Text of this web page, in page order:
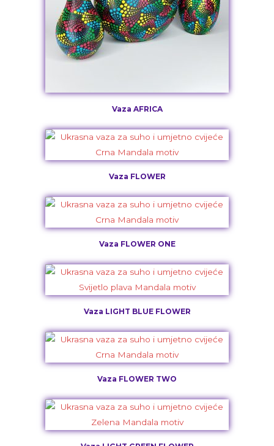
Vaza AFRICA
Vaza FLOWER
Vaza FLOWER ONE
Vaza LIGHT BLUE FLOWER
Vaza FLOWER TWO